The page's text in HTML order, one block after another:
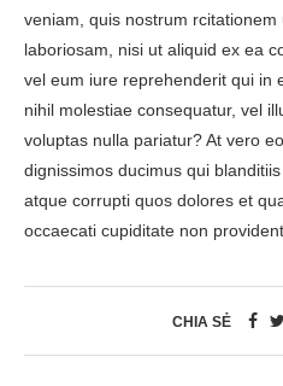
veniam, quis nostrum
laboriosam, nisi ut aliquid ex ea
vel eum iure reprehenderit qui in
nihil molestiae consequatur, vel
voluptas nulla pariatur? At vero
dignissimos ducimus qui
atque corrupti quos dolores et
occaecati cupiditate non provident,
CHIA SẺ